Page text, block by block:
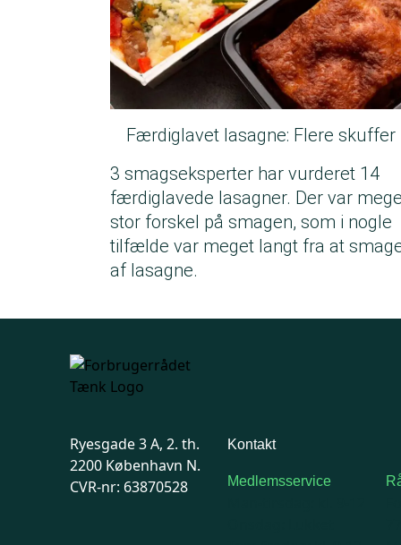
Færdiglavet lasagne: Flere skuffer
3 smagseksperter har vurderet 14
færdiglavede lasagner. Der var
stor forskel på smagen, som i nogle
tilfælde var meget langt fra at
af lasagne.
Ryesgade 3 A, 2. th.
2200 København N.
CVR-nr: 63870528
Kontakt
Medlemsservice